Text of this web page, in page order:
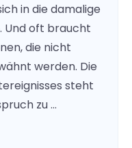
in die damalige
Und oft braucht
die nicht
werden. Die
steht
zu …